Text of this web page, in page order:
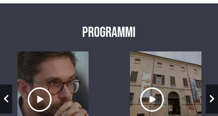
Programmi
Ascolta il servizio Ascolta il